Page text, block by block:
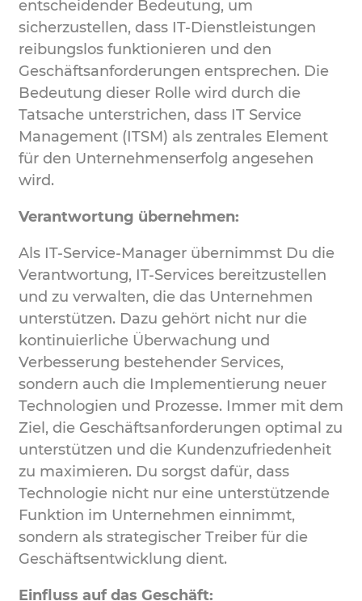
entscheidender Bedeutung, um
sicherzustellen, dass IT-Dienstleistungen
reibungslos funktionieren und den
Geschäftsanforderungen entsprechen. Die
Bedeutung dieser Rolle wird durch die
Tatsache unterstrichen, dass IT Service
Management (ITSM) als zentrales Element
für den Unternehmenserfolg angesehen
wird.
Verantwortung übernehmen:
Als IT-Service-Manager übernimmst Du die
Verantwortung, IT-Services bereitzustellen
und zu verwalten, die das Unternehmen
unterstützen. Dazu gehört nicht nur die
kontinuierliche Überwachung und
Verbesserung bestehender Services,
sondern auch die Implementierung neuer
Technologien und Prozesse. Immer mit dem
Ziel, die Geschäftsanforderungen optimal zu
unterstützen und die Kundenzufriedenheit
zu maximieren. Du sorgst dafür, dass
Technologie nicht nur eine unterstützende
Funktion im Unternehmen einnimmt,
sondern als strategischer Treiber für die
Geschäftsentwicklung dient.
Einfluss auf das Geschäft: